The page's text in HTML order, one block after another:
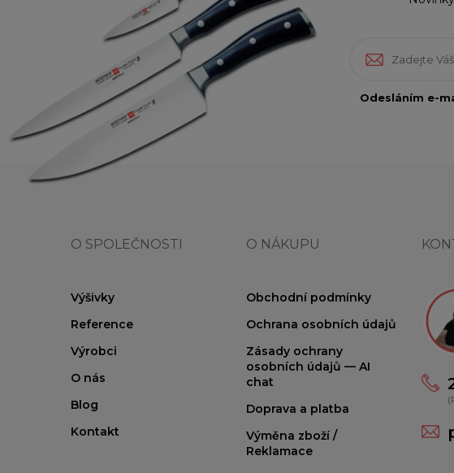
Odesláním e-
O SPOLEČNOSTI
Výšivky
Reference
Výrobci
O nás
Blog
Kontakt
O NÁKUPU
Obchodní podmínky
Ochrana osobních údajů
Zásady ochrany
osobních údajů — AI
chat
Doprava a platba
Výměna zboží /
Reklamace